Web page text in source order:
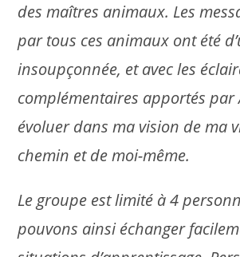
des maîtres animaux. Les
par tous ces animaux ont été
insoupçonnée, et avec les
complémentaires apportés par
évoluer dans ma vision de ma
chemin et de moi-même.
Le groupe est limité à 4
pouvons ainsi échanger